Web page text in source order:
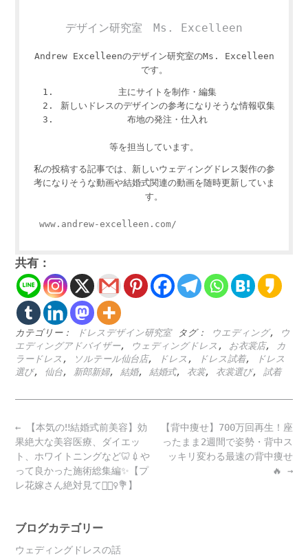
デザイン研究室 Ms. Excelleen
Andrew Excelleenのデザイン研究室のMs. Excelleen
です。
主にサイトを制作・編集
新しいドレスのデザインの参考になりそうな情報収集
布地の発注・仕入れ
等を担当しています。
私の投稿する記事では、新しいウェディングドレス製作の参
考になりそうな動画や結婚式関連の動画を随時更新していま
す。
www.andrew-excelleen.com/
共有：
カテゴリー： ドレスデザイン研究室 タグ： ウエディング,
ウ
エディングアドバイザー, ウェディングドレス , お衣裳店,
カ
ラードレス , ソルテール仙台店, ドレス , ドレス試着,
ドレス
選び, 仙台, 新郎新婦, 結婚, 結婚式, 衣裳, 衣裳選び, 試着
Post
navigation
【背中痩せ】700万回再生！座
ったまま2週間で姿勢・背中ス
ッキリ変わる最速の背中痩せ
🔥 →
← 【本気の‼️結婚式前美容】効
果絶大な美容医療、ダイエッ
ト、ホワイトニングなど🦷💉や
って良かった施術総集編✨【プ
レ花嫁さん絶対見て👰🏻‍♀️💐】
ブログカテゴリー
ウェディングドレスの話